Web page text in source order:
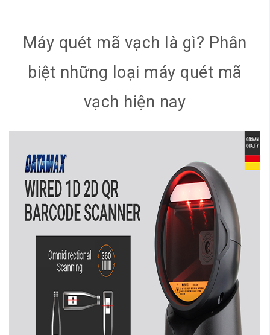
Máy quét mã vạch là gì? Phân
biệt những loại máy quét mã
vạch hiện nay